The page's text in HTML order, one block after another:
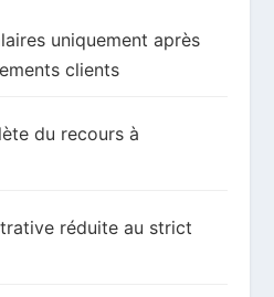
uniquement après
clients
du recours à
réduite au strict